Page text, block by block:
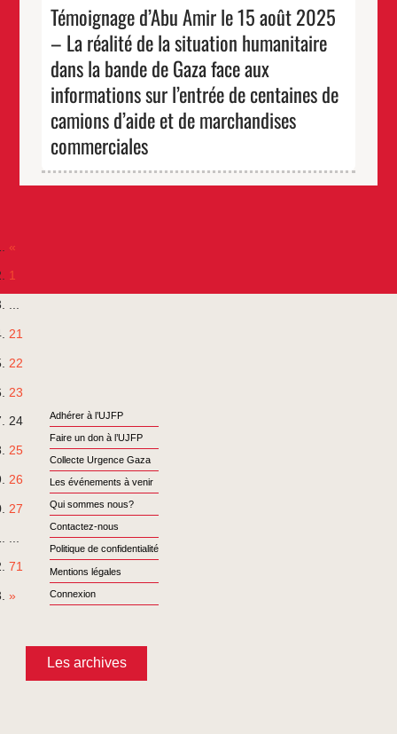
Témoignage d’Abu Amir le 15 août 2025
– La réalité de la situation humanitaire
dans la bande de Gaza face aux
informations sur l’entrée de centaines de
camions d’aide et de marchandises
commerciales
2025
–
La
réalité
de
la
situation
humanitaire
dans
la
face
aux
et
«
1
21
22
23
24
25
26
27
71
»
Adhérer à l’UJFP
Faire un don à l’UJFP
Collecte Urgence Gaza
Les événements à venir
Qui sommes nous?
Contactez-nous
Politique de confidentialité
Mentions légales
Connexion
Les archives